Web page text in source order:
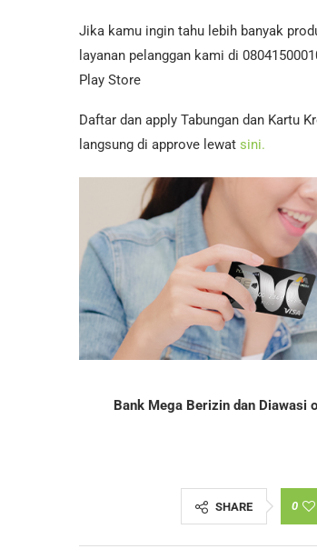
Jika kamu ingin tahu lebih banyak
layanan pelanggan kami di
Play Store
Daftar dan apply Tabungan dan Kartu
langsung di approve lewat sini.
Bank Mega Berizin dan Diawasi
SHARE 0